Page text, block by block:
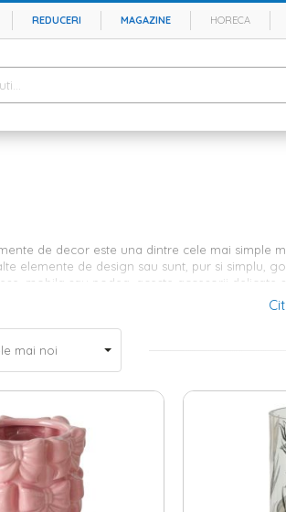
REDUCERI MAGAZINE HORECA
de decor este una dintre cele mai
alte elemente de design sau sunt, pur si simplu,
mobila sau podea, aceste accesorii
de sticla - colectie
vazele in design-ul camerelor, asigura-te ca
si la costuri mai mari, realizate din materiale
mari, fie de dimensiuni mai mici. Intr-o
fi cele silver, gold sau alama. De asemenea,
sticla si alte materiale
sticla transparenta este o alegere clasica, iar
, in vreme ce una care are un pigment rece